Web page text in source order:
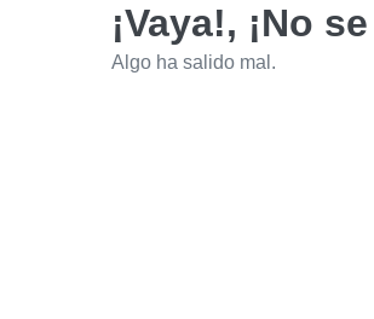
¡Vaya!, ¡No
Algo ha salido mal.